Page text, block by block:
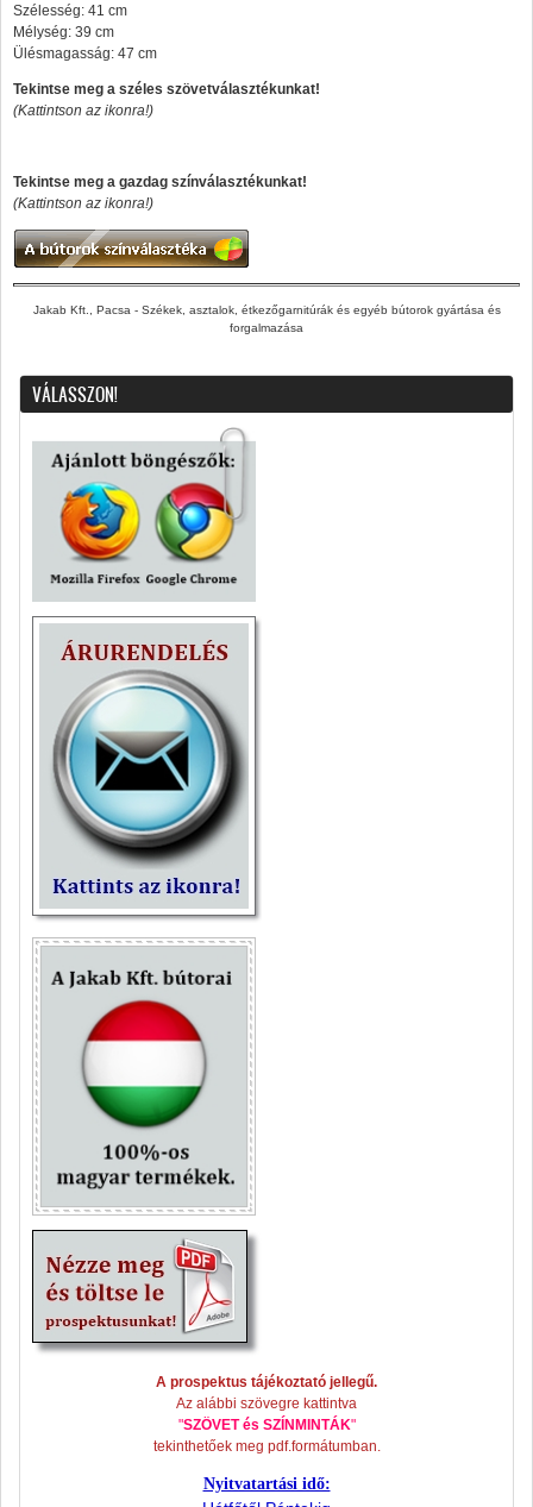
Szélesség: 41 cm
Mélység: 39 cm
Ülésmagasság: 47 cm
Tekintse meg a széles szövetválasztékunkat!
(Kattintson az ikonra!)
Tekintse meg a gazdag színválasztékunkat!
(Kattintson az ikonra!)
Jakab Kft., Pacsa - Székek, asztalok, étkezőgarnitúrák és egyéb bútorok gyártása és
forgalmazása
VÁLASSZON!
A prospektus tájékoztató jellegű.
Az alábbi szövegre kattintva
"SZÖVET és SZÍNMINTÁK"
tekinthetőek meg pdf.formátumban.
Nyitvatartási idő: